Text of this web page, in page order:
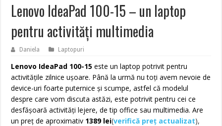
Lenovo IdeaPad 100-15 – un laptop
pentru activități multimedia
Daniela Laptopuri
Lenovo IdeaPad 100-15este un laptop potrivit pentru
activitățile zilnice ușoare. Până la urmă nu toți avem nevoie de
device-uri foarte puternice și scumpe, astfel că modelul
despre care vom discuta astăzi, este potrivit pentru cei ce
desfășoară activități lejere, de tip office sau multimedia. Are
un preț de aproximativ 1389 lei(verifică preț actualizat),